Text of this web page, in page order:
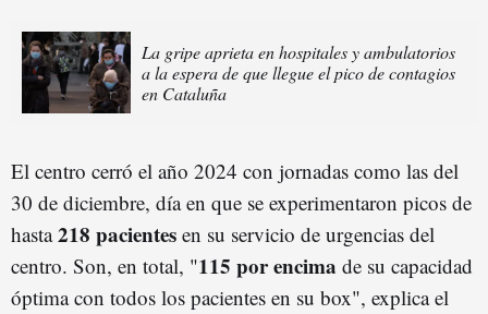
La gripe aprieta en hospitales y ambulatorios
a la espera de que llegue el pico de contagios
en Cataluña
El centro cerró el año 2024 con jornadas como las del
30 de diciembre, día en que se experimentaron picos de
hasta218 pacientes en su servicio de urgencias del
centro. Son, en total, "115 por encima de su capacidad
óptima con todos los pacientes en su box", explica el